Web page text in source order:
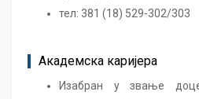
тел: 381 (18) 529-302/303
Академска каријера
Изабран у звање